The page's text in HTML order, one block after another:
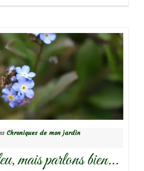
Scille
Chroniques de mon jardin
mais parlons bien…